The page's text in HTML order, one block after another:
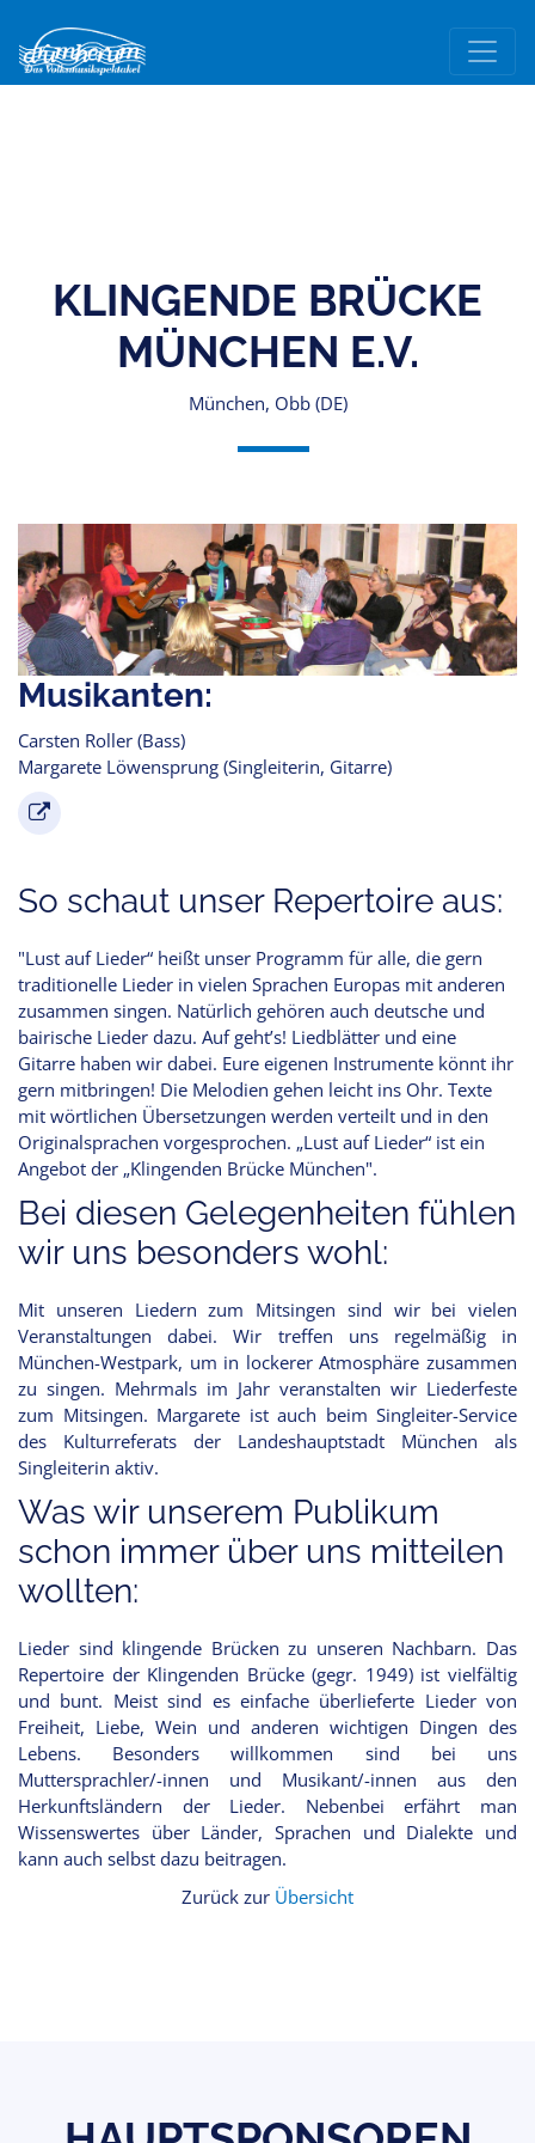
KLINGENDE BRÜCKE
MÜNCHEN E.V.
München, Obb (DE)
Musikanten:
Carsten Roller (Bass)
Margarete Löwensprung (Singleiterin, Gitarre)
So schaut unser Repertoire aus:
"Lust auf Lieder“ heißt unser Programm für alle, die gern
traditionelle Lieder in vielen Sprachen Europas mit anderen
zusammen singen. Natürlich gehören auch deutsche und
bairische Lieder dazu. Auf geht’s! Liedblätter und eine
Gitarre haben wir dabei. Eure eigenen Instrumente könnt ihr
gern mitbringen! Die Melodien gehen leicht ins Ohr. Texte
mit wörtlichen Übersetzungen werden verteilt und in den
Originalsprachen vorgesprochen. „Lust auf Lieder“ ist ein
Angebot der „Klingenden Brücke München".
Bei diesen Gelegenheiten fühlen
wir uns besonders wohl:
Mit unseren Liedern zum Mitsingen sind wir bei vielen
Veranstaltungen dabei. Wir treffen uns regelmäßig in
München-Westpark, um in lockerer Atmosphäre zusammen
zu singen. Mehrmals im Jahr veranstalten wir Liederfeste
zum Mitsingen. Margarete ist auch beim Singleiter-Service
des Kulturreferats der Landeshauptstadt München als
Singleiterin aktiv.
Was wir unserem Publikum
schon immer über uns mitteilen
wollten:
Lieder sind klingende Brücken zu unseren Nachbarn. Das
Repertoire der Klingenden Brücke (gegr. 1949) ist vielfältig
und bunt. Meist sind es einfache überlieferte Lieder von
Freiheit, Liebe, Wein und anderen wichtigen Dingen des
Lebens. Besonders willkommen sind bei uns
Muttersprachler/-innen und Musikant/-innen aus den
Herkunftsländern der Lieder. Nebenbei erfährt man
Wissenswertes über Länder, Sprachen und Dialekte und
kann auch selbst dazu beitragen.
Zurück zur Übersicht